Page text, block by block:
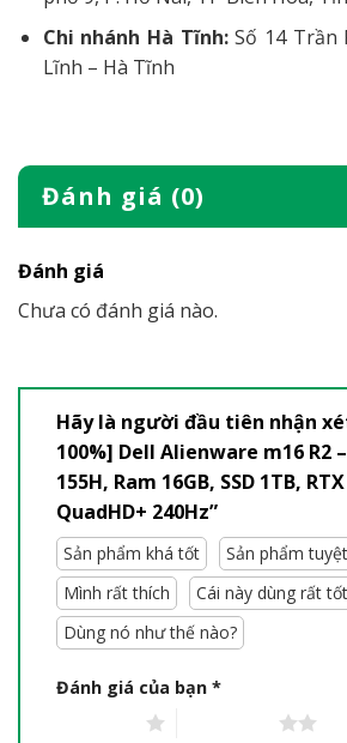
Chi nhánh Hà Tĩnh:Số 14 Trần
Lĩnh – Hà Tĩnh
Đánh giá (0)
Đánh giá
Chưa có đánh giá nào.
Hãy là người đầu tiên nhận
100%] Dell Alienware m16 R2
155H, Ram 16GB, SSD 1TB,
QuadHD+ 240Hz”
Sản phẩm khá tốt
Sản phẩm
Mình rất thích
Cái này dùng rất tốt
Dùng nó như thế nào?
Đánh giá của bạn *